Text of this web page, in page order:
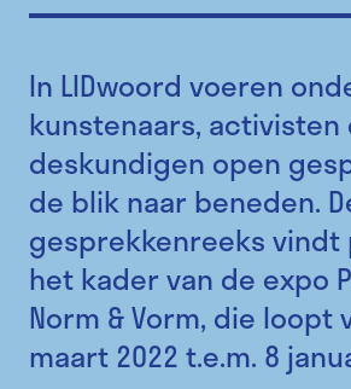
In LIDwoord voeren
kunstenaars, activisten
deskundigen open
de blik naar beneden.
gesprekkenreeks vindt
het kader van de expo
Norm & Vorm, die loopt
maart 2022 t.e.m. 8